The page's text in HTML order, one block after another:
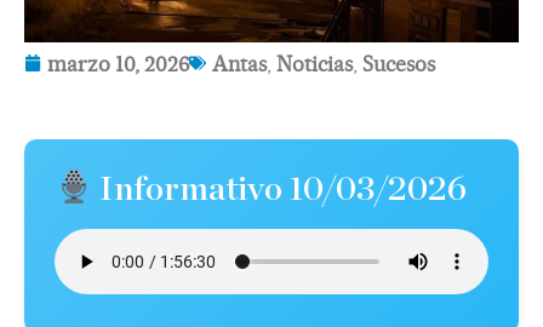
marzo 10, 2026 Antas, Noticias, Sucesos
Informativo 10/03/2026